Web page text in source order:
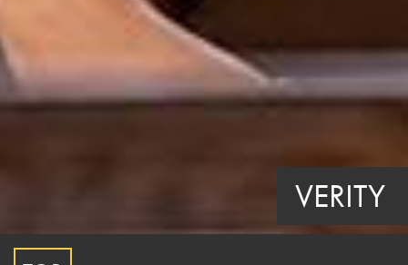
VERITY